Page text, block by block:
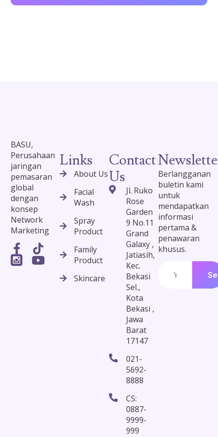
BASU,
Perusahaan
jaringan
pemasaran
global
dengan
konsep
Network
Marketing
Links
About Us
Facial
Wash
Spray
Product
Family
Product
Skincare
Contact
Us
Jl. Ruko
Rose
Garden
9 No.11
Grand
Galaxy ,
Jatiasih,
Kec.
Bekasi
Sel.,
Kota
Bekasi ,
Jawa
Barat
17147
021-
5692-
8888
CS:
0887-
9999-
999
Berlangganan
buletin kami
untuk
mendapatkan
informasi
pertama &
penawaran
khusus.